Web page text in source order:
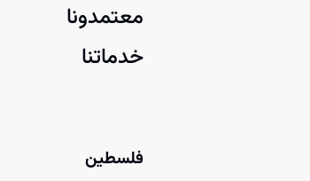
معتمدونا
خدماتنا
فلسطين